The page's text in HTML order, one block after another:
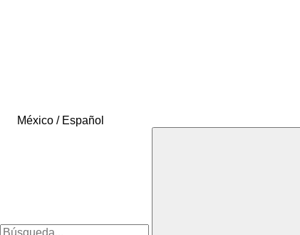
México / Español